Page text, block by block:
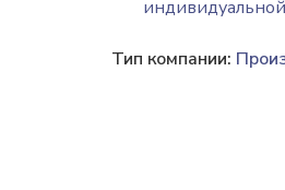
Тип компании: